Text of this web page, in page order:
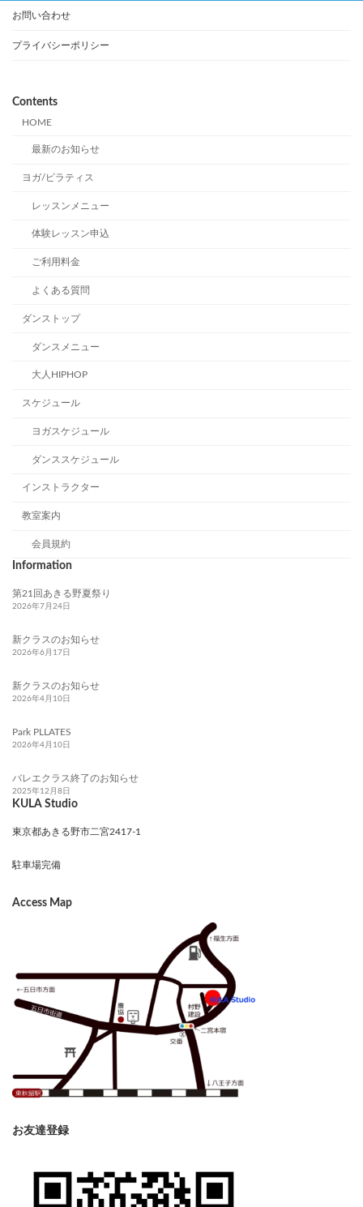
お問い合わせ
プライバシーポリシー
Contents
HOME
最新のお知らせ
ヨガ/ピラティス
レッスンメニュー
体験レッスン申込
ご利用料金
よくある質問
ダンストップ
ダンスメニュー
大人HIPHOP
スケジュール
ヨガスケジュール
ダンススケジュール
インストラクター
教室案内
会員規約
Information
第21回あきる野夏祭り
2026年7月24日
新クラスのお知らせ
2026年6月17日
新クラスのお知らせ
2026年4月10日
Park PLLATES
2026年4月10日
バレエクラス終了のお知らせ
2025年12月8日
KULA Studio
東京都あきる野市二宮2417-1
駐車場完備
Access Map
お友達登録